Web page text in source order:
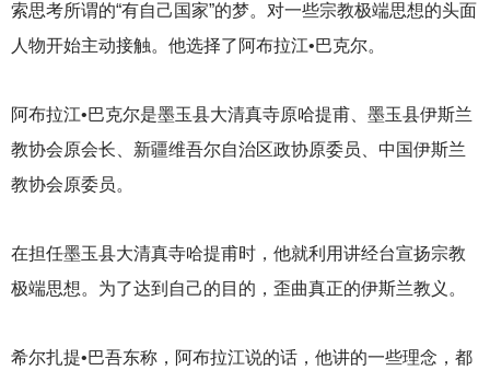
索思考所谓的“有自己国家”的梦。对一些宗教极端思想的头面
人物开始主动接触。他选择了阿布拉江•巴克尔。
阿布拉江•巴克尔是墨玉县大清真寺原哈提甫、墨玉县伊斯兰
教协会原会长、新疆维吾尔自治区政协原委员、中国伊斯兰
教协会原委员。
在担任墨玉县大清真寺哈提甫时，他就利用讲经台宣扬宗教
极端思想。为了达到自己的目的，歪曲真正的伊斯兰教义。
希尔扎提•巴吾东称，阿布拉江说的话，他讲的一些理念，都